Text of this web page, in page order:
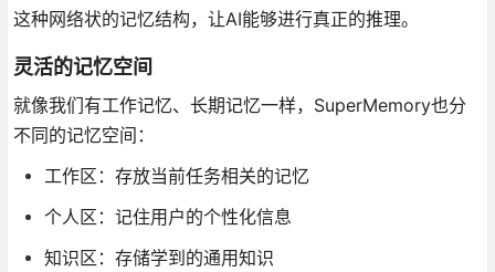
这种网络状的记忆结构，让AI能够进行真正的推理。
灵活的记忆空间
就像我们有工作记忆、长期记忆一样，SuperMemory也分
不同的记忆空间：
工作区：存放当前任务相关的记忆
个人区：记住用户的个性化信息
知识区：存储学到的通用知识